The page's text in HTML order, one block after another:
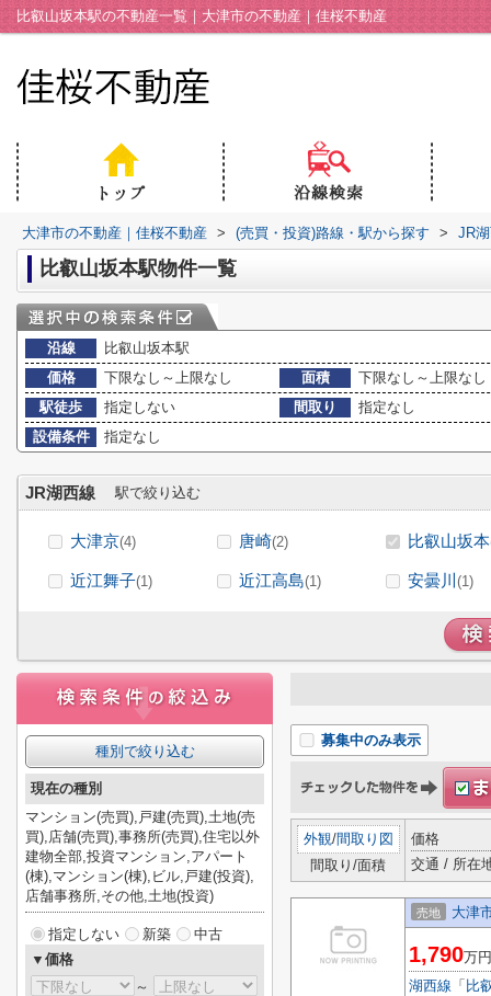
比叡山坂本駅の不動産一覧｜大津市の不動産｜佳桜不動産
大津市の不動産｜佳桜不動産 > (売買・投資)路線・駅から探す > JR
比叡山坂本駅物件一覧
沿線
比叡山坂本駅
価格
下限なし～上限なし 面積
下限なし～上限なし
駅徒歩
指定しない 間取り
指定なし
設備条件
指定なし
JR湖西線 駅で絞り込む
大津京(4) 唐崎(2) 比叡山坂本
近江舞子(1) 近江高島(1) 安曇川 (1)
募集中のみ表示
外観/間取り図
間取り/面積
価格
交通 / 所在
売地 大津
1,790万円
湖西線 「 比
種別で絞り込む
現在の種別
マンション(売買),戸建(売買),土地(売
買),店舗(売買),事務所(売買),住宅以外
建物全部,投資マンション,アパート
(棟),マンション(棟),ビル,戸建(投資),
店舗事務所,その他,土地(投資)
指定しない 新築
中古
▼価格
～